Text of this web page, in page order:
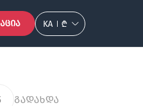
KA ₾
გადახდა